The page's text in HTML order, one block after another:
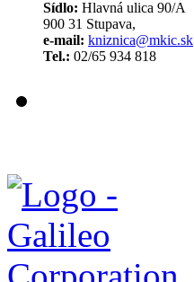
Sídlo: Hlavná ulica 90/A
900 31 Stupava,
e-mail: kniznica@mkic.sk
Tel.: 02/65 934 818